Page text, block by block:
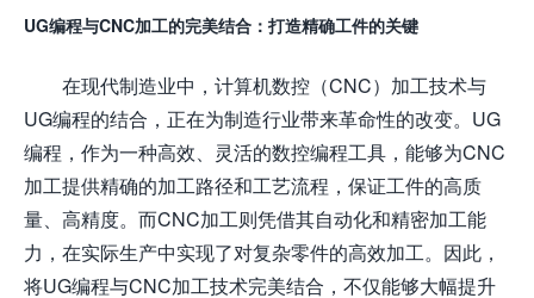
UG编程与CNC加工的完美结合：打造精确工件的关键
在现代制造业中，计算机数控（CNC）加工技术与
UG编程的结合，正在为制造行业带来革命性的改变。UG
编程，作为一种高效、灵活的数控编程工具，能够为CNC
加工提供精确的加工路径和工艺流程，保证工件的高质
量、高精度。而CNC加工则凭借其自动化和精密加工能
力，在实际生产中实现了对复杂零件的高效加工。因此，
将UG编程与CNC加工技术完美结合，不仅能够大幅提升